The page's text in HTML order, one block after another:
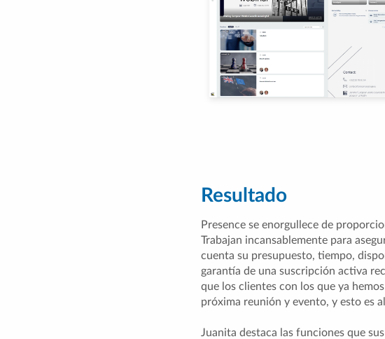
Resultado
Presence se enorgullece de
Trabajan incansablemente para
cuenta su presupuesto, tiempo,
garantía de una suscripción activa
que los clientes con los que ya
próxima reunión y evento, y esto es
Juanita destaca las funciones que